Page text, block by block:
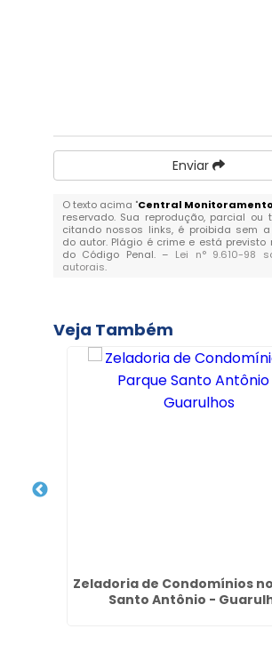
Enviar
O texto acima "Central Monitoramento
reservado. Sua reprodução, parcial ou
citando nossos links, é proibida sem
do autor. Plágio é crime e está previsto
do Código Penal. – Lei n° 9.610-98
autorais.
Veja Também
Zeladoria de Condomínios
Santo Antônio -